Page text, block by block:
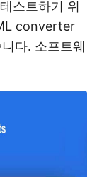
스트하기 위
converter
다. 소프트웨